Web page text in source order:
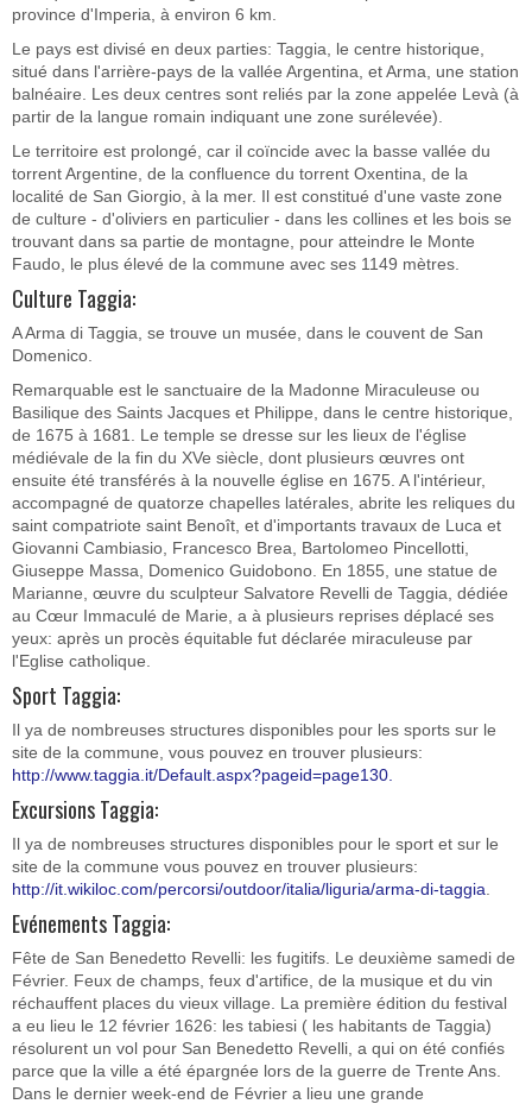
province d'Imperia, à environ 6 km.
Le pays est divisé en deux parties: Taggia, le centre historique,
situé dans l'arrière-pays de la vallée Argentina, et Arma, une station
balnéaire. Les deux centres sont reliés par la zone appelée Levà (à
partir de la langue romain indiquant une zone surélevée).
Le territoire est prolongé, car il coïncide avec la basse vallée du
torrent Argentine, de la confluence du torrent Oxentina, de la
localité de San Giorgio, à la mer. Il est constitué d'une vaste zone
de culture - d'oliviers en particulier - dans les collines et les bois se
trouvant dans sa partie de montagne, pour atteindre le Monte
Faudo, le plus élevé de la commune avec ses 1149 mètres.
Culture Taggia:
A Arma di Taggia, se trouve un musée, dans le couvent de San
Domenico.
Remarquable est le sanctuaire de la Madonne Miraculeuse ou
Basilique des Saints Jacques et Philippe, dans le centre historique,
de 1675 à 1681. Le temple se dresse sur les lieux de l'église
médiévale de la fin du XVe siècle, dont plusieurs œuvres ont
ensuite été transférés à la nouvelle église en 1675. A l'intérieur,
accompagné de quatorze chapelles latérales, abrite les reliques du
saint compatriote saint Benoît, et d'importants travaux de Luca et
Giovanni Cambiasio, Francesco Brea, Bartolomeo Pincellotti,
Giuseppe Massa, Domenico Guidobono. En 1855, une statue de
Marianne, œuvre du sculpteur Salvatore Revelli de Taggia, dédiée
au Cœur Immaculé de Marie, a à plusieurs reprises déplacé ses
yeux: après un procès équitable fut déclarée miraculeuse par
l'Eglise catholique.
Sport Taggia:
Il ya de nombreuses structures disponibles pour les sports sur le
site de la commune, vous pouvez en trouver plusieurs:
http://www.taggia.it/Default.aspx?pageid=page130.
Excursions Taggia:
Il ya de nombreuses structures disponibles pour le sport et sur le
site de la commune vous pouvez en trouver plusieurs:
http://it.wikiloc.com/percorsi/outdoor/italia/liguria/arma-di-taggia
Evénements Taggia:
Fête de San Benedetto Revelli: les fugitifs. Le deuxième samedi de
Février. Feux de champs, feux d'artifice, de la musique et du vin
réchauffent places du vieux village. La première édition du festival
a eu lieu le 12 février 1626: les tabiesi ( les habitants de Taggia)
résolurent un vol pour San Benedetto Revelli, a qui on été confiés
parce que la ville a été épargnée lors de la guerre de Trente Ans.
Dans le dernier week-end de Février a lieu une grande